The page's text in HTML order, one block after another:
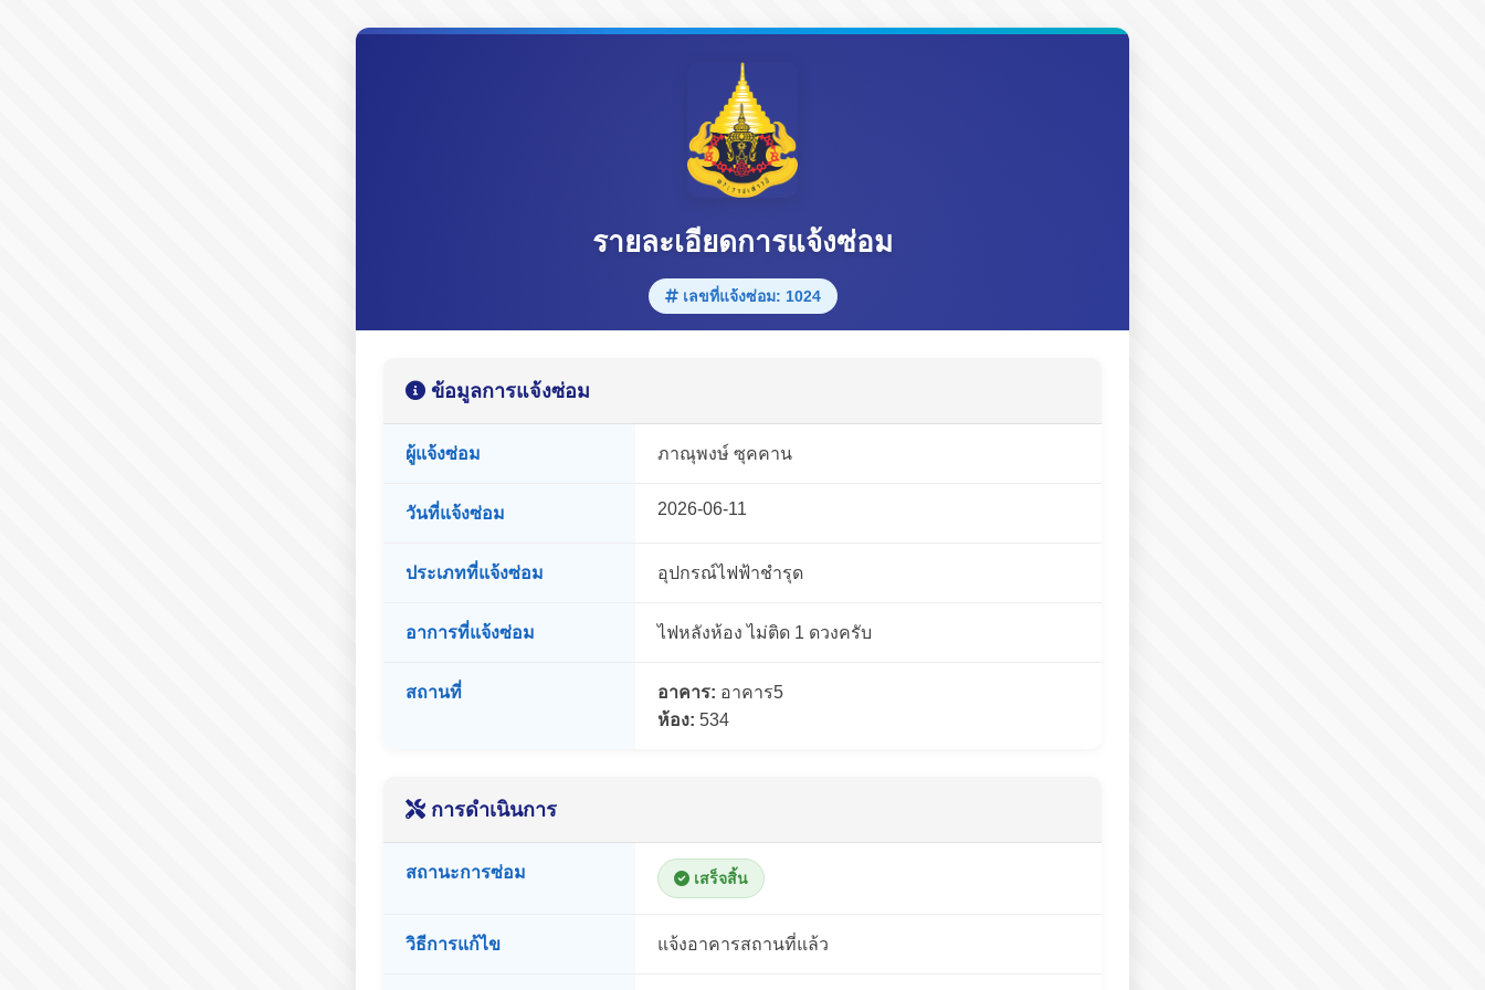
รายละเอียดการแจ้งซ่อม
เลขที่แจ้งซ่อม: 1024
ข้อมูลการแจ้งซ่อม
ผู้แจ้งซ่อม ภาณุพงษ์ ซุคคาน
วันที่แจ้งซ่อม 2026-06-11
ประเภทที่แจ้งซ่อม อุปกรณ์ไฟฟ้าชำรุด
อาการที่แจ้งซ่อม ไฟหลังห้อง ไม่ติด 1 ดวงครับ
สถานที่ อาคาร: อาคาร5
ห้อง: 534
การดำเนินการ
สถานะการซ่อม เสร็จสิ้น
วิธีการแก้ไข แจ้งอาคารสถานที่แล้ว